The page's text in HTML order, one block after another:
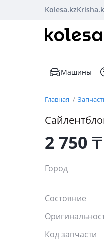
Kolesa.kz
Машины
Главная
2 750₸
Город
Состояние
Код запчасти